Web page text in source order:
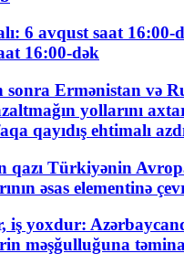
6 avqust saat 16:00-
16:00-dək
sonra Ermənistan və
yollarını
qayıdış ehtimalı
qazı Türkiyənin
əsas elementinə
iş yoxdur:
məşğulluğuna